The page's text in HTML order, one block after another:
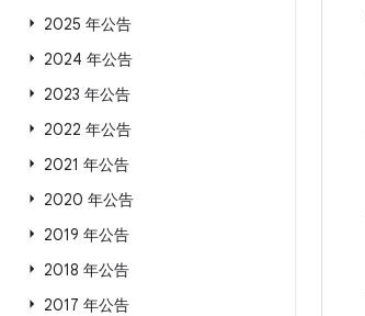
2025 年公告
2024 年公告
2023 年公告
2022 年公告
2021 年公告
2020 年公告
2019 年公告
2018 年公告
2017 年公告